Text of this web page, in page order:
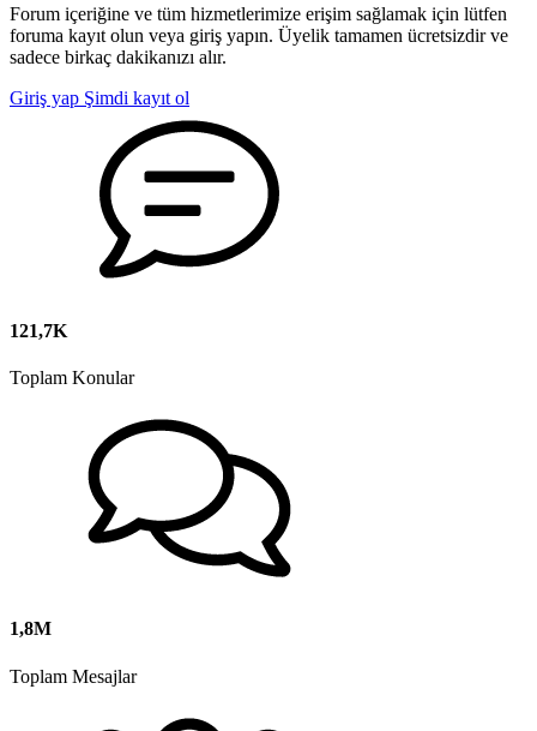
Forum içeriğine ve tüm hizmetlerimize erişim sağlamak için lütfen
foruma kayıt olun veya giriş yapın. Üyelik tamamen ücretsizdir ve
sadece birkaç dakikanızı alır.
Giriş yap Şimdi kayıt ol
121,7K
Toplam Konular
1,8M
Toplam Mesajlar